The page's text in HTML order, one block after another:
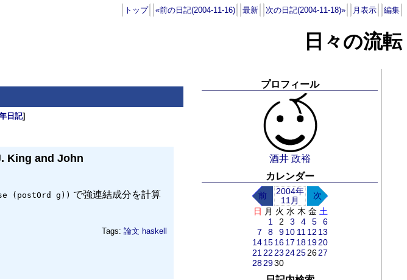
トップ «前の日記(2004-11-16) 最新 次の日記(2004-11-18)» 月表示 編集
日々の流転
日記]
King and John
(postOrd g)) で強連結成分を計算
Tags: 論文 haskell
プロフィール
酒井 政裕
カレンダー
前
2004年
11月
次
日 月 火 水 木 金 土
1
2 3 4 5
6
7
8 9 10 11 12 13
14 15 16 17 18 19 20
21 22 23 24 25 26 27
28 2930